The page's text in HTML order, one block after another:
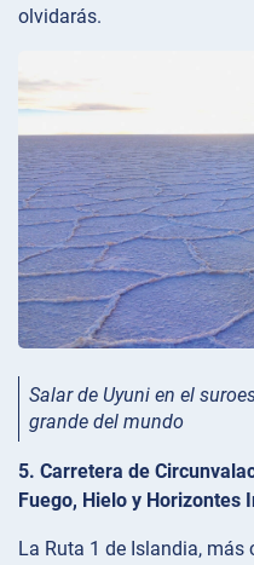
olvidarás.
Salar de Uyuni en el
grande del mundo
5. Carretera de
Fuego, Hielo y Horizontes
La Ruta 1 de Islandia,